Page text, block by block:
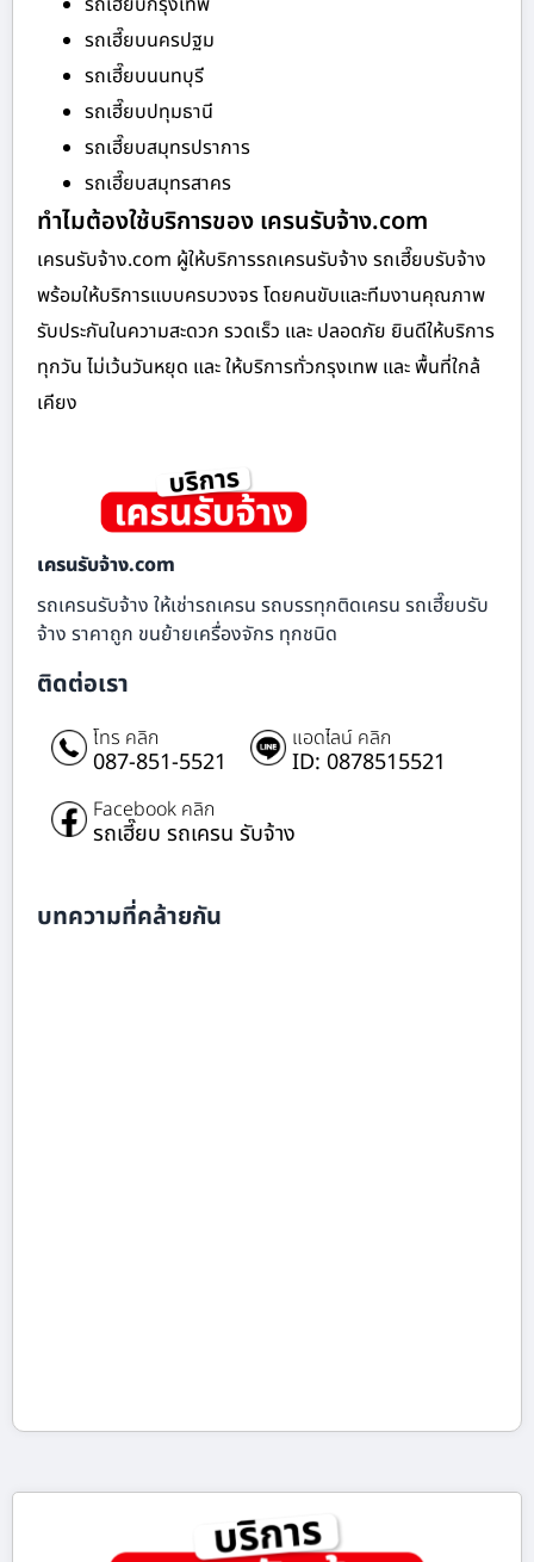
รถเฮี๊ยบนครปฐม
รถเฮี๊ยบนนทบุรี
รถเฮี๊ยบปทุมธานี
รถเฮี๊ยบสมุทรปราการ
รถเฮี๊ยบสมุทรสาคร
ทำไมต้องใช้บริการของ เครนรับจ้าง.com
เครนรับจ้าง.com ผู้ให้บริการรถเครนรับจ้าง รถเฮี๊ยบรับจ้าง
พร้อมให้บริการแบบครบวงจร โดยคนขับและทีมงานคุณภาพ
รับประกันในความสะดวก รวดเร็ว และ ปลอดภัย ยินดีให้บริการ
ทุกวัน ไม่เว้นวันหยุด และ ให้บริการทั่วกรุงเทพ และ พื้นที่ใกล้
เคียง
เครนรับจ้าง.com
รถเครนรับจ้าง ให้เช่ารถเครน รถบรรทุกติดเครน รถเฮี๊ยบรับ
จ้าง ราคาถูก ขนย้ายเครื่องจักร ทุกชนิด
ติดต่อเรา
โทร คลิก
087-851-5521
แอดไลน์ คลิก
ID: 0878515521
Facebook คลิก
รถเฮี๊ยบ รถเครน รับจ้าง
บทความที่คล้ายกัน